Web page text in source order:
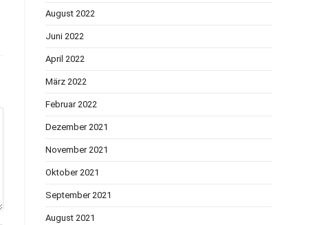
August 2022
Juni 2022
April 2022
März 2022
Februar 2022
Dezember 2021
November 2021
Oktober 2021
September 2021
August 2021